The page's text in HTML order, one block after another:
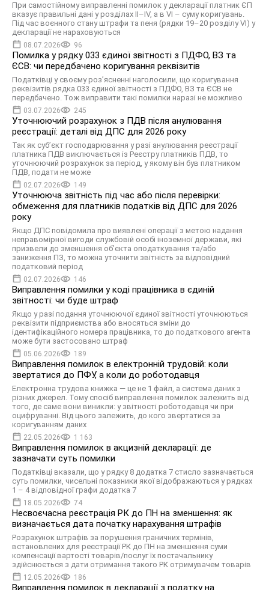
При самостійному виправленні помилок у декларації платник ЄП
вказує правильні дані у розділах ІІ–ІV, а в VІ – суму коригувань.
Під час воєнного стану штрафи та пеня (рядки 19–20 розділу VІ) у
декларації не нараховуються
08.07.2026 96
Помилка у рядку 033 єдиної звітності з ПДФО, ВЗ та
ЄСВ: чи передбачено коригування реквізитів
Податківці у своєму розʼясненні наголосили, що коригування
реквізитів рядка 033 єдиної звітності з ПДФО, ВЗ та ЄСВ не
передбачено. Тож виправити такі помилки наразі не можливо
03.07.2026 245
Уточнюючий розрахунок з ПДВ після анулювання
реєстрації: деталі від ДПС для 2026 року
Так як суб’єкт господарювання у разі анулювання реєстрації
платника ПДВ виключається із Реєстру платників ПДВ, то
уточнюючий розрахунок за період, у якому він був платником
ПДВ, подати не може
02.07.2026 149
Уточнююча звітність під час або після перевірки:
обмеження для платників податків від ДПС для 2026
року
Якщо ДПС повідомила про виявлені операції з метою надання
неправомірної вигоди службовій особі іноземної держави, які
призвели до зменшення об’єкта оподаткування та/або
заниження ПЗ, то можна уточнити звітність за відповідний
податковий період
02.07.2026 146
Виправлення помилки у коді працівника в єдиній
звітності: чи буде штраф
Якщо у разі подання уточнюючої єдиної звітності уточнюються
реквізити підприємства або вносяться зміни до
ідентифікаційного номера працівника, то до податкового агента
може бути застосовано штраф
05.06.2026 189
Виправлення помилок в електронній трудовій: коли
звертатися до ПФУ, а коли до роботодавця
Електронна трудова книжка — це не 1 файл, а система даних з
різних джерел. Тому спосіб виправлення помилок залежить від
того, де саме вони виникли: у звітності роботодавця чи при
оцифруванні. Від цього залежить, до кого звертатися за
коригуванням даних
22.05.2026 1 163
Виправлення помилок в акцизній декларації: де
зазначати суть помилки
Податківці вказали, що у рядку 8 додатка 7 стисло зазначається
суть помилки, чисельні показники якої відображаються у рядках
1 – 4 відповідної графи додатка 7
18.05.2026 74
Несвоєчасна реєстрація РК до ПН на зменшення: як
визначається дата початку нарахування штрафів
Розрахунок штрафів за порушення граничних термінів,
встановлених для реєстрації РК до ПН на зменшення суми
компенсації вартості товарів/послуг їх постачальнику
здійснюється з дати отримання такого РК отримувачем товарів
12.05.2026 186
Виправлення помилок в декларації з податку на